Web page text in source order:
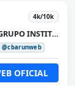
4k/10k
MÉDICO
@cbarunweb
OFICIAL